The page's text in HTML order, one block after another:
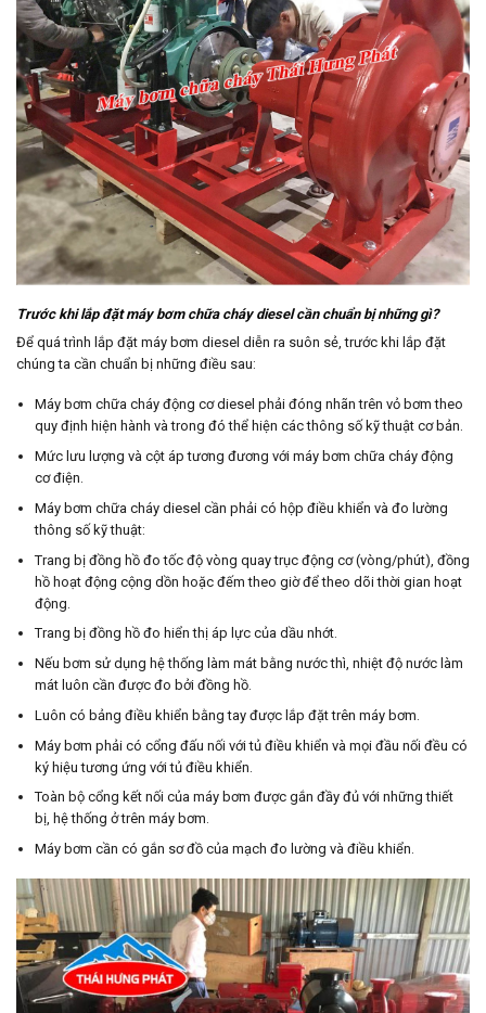
Trước khi lắp đặt máy bơm chữa cháy diesel cần chuẩn bị những gì?
Để quá trình lắp đặt máy bơm diesel diễn ra suôn sẻ, trước khi lắp đặt
chúng ta cần chuẩn bị những điều sau:
Máy bơm chữa cháy động cơ diesel phải đóng nhãn trên vỏ bơm theo
quy định hiện hành và trong đó thể hiện các thông số kỹ thuật cơ bản.
Mức lưu lượng và cột áp tương đương với máy bơm chữa cháy động
cơ điện.
Máy bơm chữa cháy diesel cần phải có hộp điều khiển và đo lường
thông số kỹ thuật:
Trang bị đồng hồ đo tốc độ vòng quay trục động cơ (vòng/phút), đồng
hồ hoạt động cộng dồn hoặc đếm theo giờ để theo dõi thời gian hoạt
động.
Trang bị đồng hồ đo hiển thị áp lực của dầu nhớt.
Nếu bơm sử dụng hệ thống làm mát bằng nước thì, nhiệt độ nước làm
mát luôn cần được đo bởi đồng hồ.
Luôn có bảng điều khiển bằng tay được lắp đặt trên máy bơm.
Máy bơm phải có cổng đấu nối với tủ điều khiển và mọi đầu nối đều có
ký hiệu tương ứng với tủ điều khiển.
Toàn bộ cổng kết nối của máy bơm được gắn đầy đủ với những thiết
bị, hệ thống ở trên máy bơm.
Máy bơm cần có gắn sơ đồ của mạch đo lường và điều khiển.